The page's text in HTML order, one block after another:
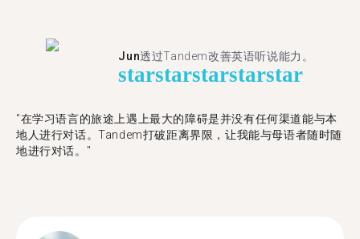
Jun透过Tandem改善英语听说能力。
starstarstarstarstar
"在学习语言的旅途上遇上最大的障碍是并没有任何渠道能与本
地人进行对话。Tandem打破距离界限，让我能与母语者随时随
地进行对话。"